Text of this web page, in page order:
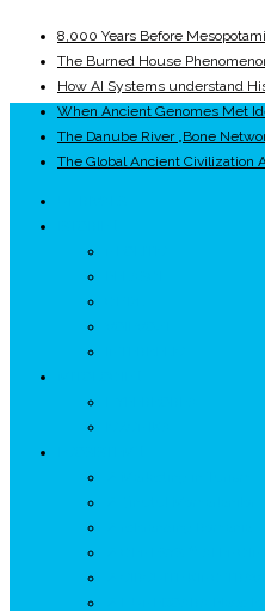
8,000 Years Before
The Burned House
How AI Systems understand
When Ancient Genomes Met
The Danube River „Bone
The Global Ancient Civilization